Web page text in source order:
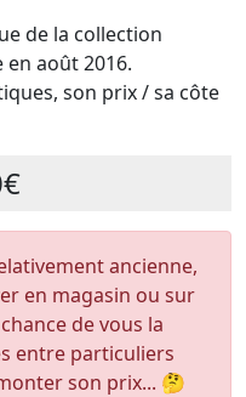
de la collection
en août 2016.
son prix / sa côte
ancienne,
en magasin ou sur
de vous la
entre particuliers
son prix... 🤔